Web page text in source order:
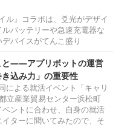
ル』コラボは、爻光がデザイ
バッテリーや急速充電器な
バイスがてんこ盛り
と――アプリボットの運営
込み力」の重要性
による就活イベント「キャリ
立産業貿易センター浜松町
ントに合わせ、自身の就活
ターに聞いてみたので、そ